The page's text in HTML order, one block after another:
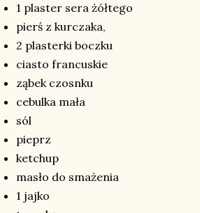
1 plaster sera żółtego
pierś z kurczaka,
2 plasterki boczku
ciasto francuskie
ząbek czosnku
cebulka mała
sól
pieprz
ketchup
masło do smażenia
1 jajko